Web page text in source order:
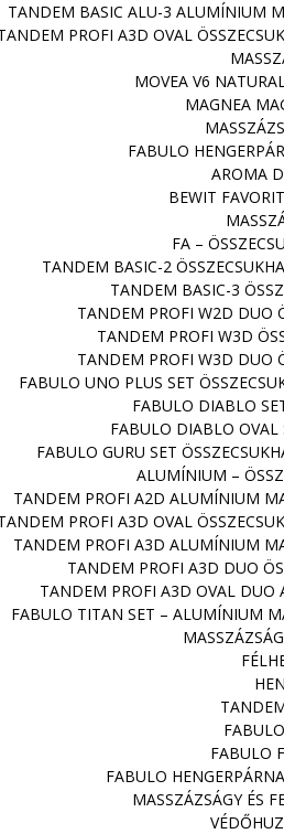
TANDEM BASIC ALU-3 ALUMÍNIUM
PROFI A3D OVAL
MOVEA V6
MAGNEA
FABULO
AROMA
BEWIT
FA –
TANDEM BASIC-2
TANDEM BASIC-3
TANDEM PROFI W2D DUO
TANDEM PROFI W3D
TANDEM PROFI W3D DUO
FABULO UNO PLUS SET
FABULO DIABLO
FABULO DIABLO OVAL
FABULO GURU SET
ALUMÍNIUM –
TANDEM PROFI A2D ALUMÍNIUM
PROFI A3D OVAL
TANDEM PROFI A3D ALUMÍNIUM
TANDEM PROFI A3D DUO
TANDEM PROFI A3D OVAL DUO
FABULO TITAN SET – ALUMÍNIUM
FABULO
FABULO
MASSZÁZSÁGY ÉS